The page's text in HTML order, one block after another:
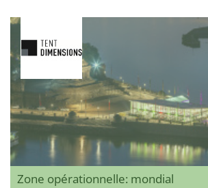
Zone opérationnelle: mondial